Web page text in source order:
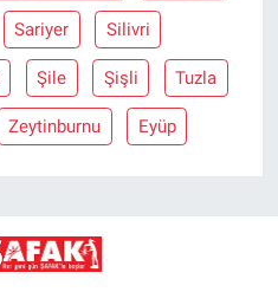
Sariyer Silivri
Şile Şişli Tuzla
Zeytinburnu Eyüp